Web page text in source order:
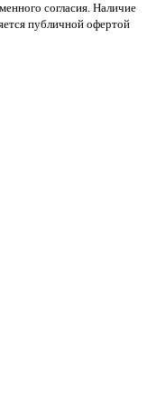
согласия. Наличие
публичной офертой